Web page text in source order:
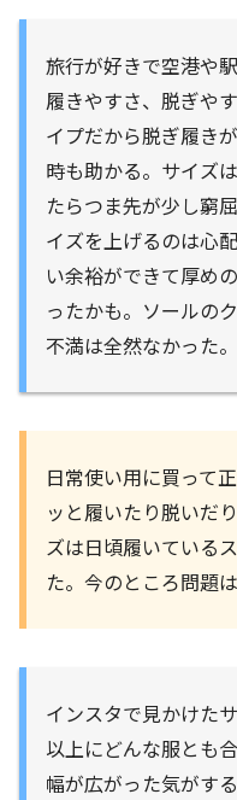
旅行が好きで空港や
履きやすさ、脱ぎや
イプだから脱ぎ履き
時も助かる。サイズ
たらつま先が少し窮
イズを上げるのは心
い余裕ができて厚め
ったかも。ソールの
不満は全然なかった。
日常使い用に買って
ッと履いたり脱いだ
ズは日頃履いている
た。今のところ問題は
インスタで見かけた
以上にどんな服とも
幅が広がった気がす